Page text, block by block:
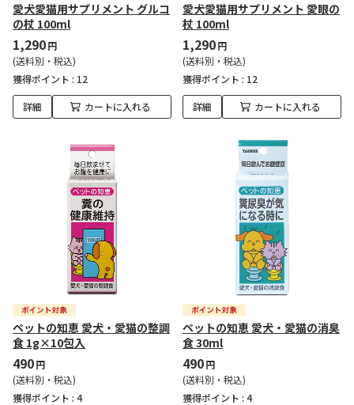
愛犬愛猫用サプリメント グルコ
の杖 100ml
1,290円
(送料別・税込)
獲得ポイント : 12
詳細 カートに入れる
愛犬愛猫用サプリメント 愛眼の
杖 100ml
1,290円
(送料別・税込)
獲得ポイント : 12
詳細 カートに入れる
ペットの知恵 愛犬・愛猫の整調
食 1g×10包入
490円
(送料別・税込)
獲得ポイント : 4
ペットの知恵 愛犬・愛猫の消臭
食 30ml
490円
(送料別・税込)
獲得ポイント : 4